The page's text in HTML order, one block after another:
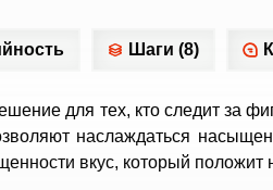
Шаги (8)
для тех, кто следит за
наслаждаться
вкус, который